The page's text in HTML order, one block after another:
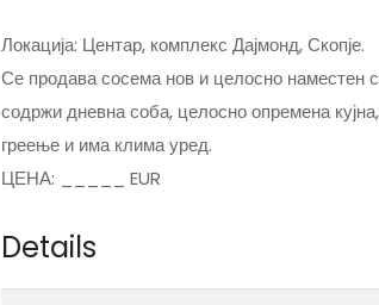
Локација: Центар, комплекс Дајмонд, Скопје.
Се продава сосема нов и целосно наместен
содржи дневна соба, целосно опремена
греење и има клима уред.
ЦЕНА: _____ EUR
Details